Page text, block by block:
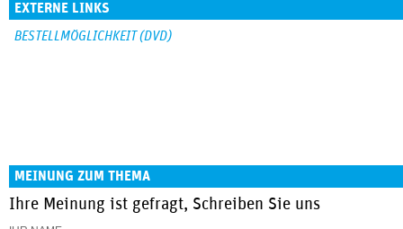
EXTERNE LINKS
BESTELLMÖGLICHKEIT (DVD)
MEINUNG ZUM THEMA
Ihre Meinung ist gefragt, Schreiben Sie uns